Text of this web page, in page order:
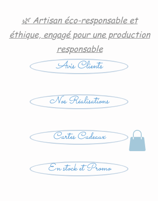
🌿 Artisan éco-responsable et
éthique, engagé pour une production
responsable
Avis Clients
Nos Réalisations
Cartes Cadeaux
En stock et Promo